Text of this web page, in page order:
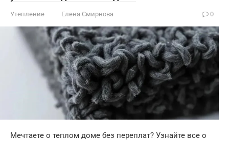
Утепление Елена Смирнова 0
Мечтаете о теплом доме без переплат? Узнайте все о